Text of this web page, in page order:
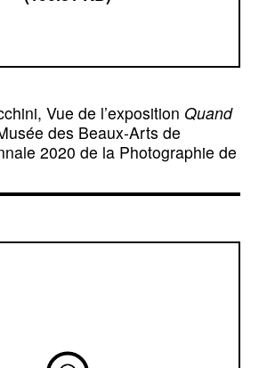
Vue de l’exposition Quand
des Beaux-Arts de
2020 de la Photographie de